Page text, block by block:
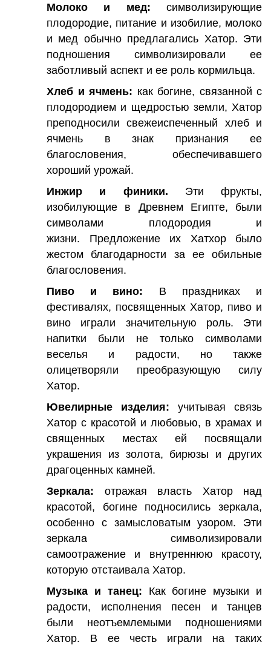
Молоко и мед: символизирующие
плодородие, питание и изобилие, молоко
и мед обычно предлагались Хатор. Эти
подношения символизировали ее
заботливый аспект и ее роль кормильца.
Хлеб и ячмень: как богине, связанной с
плодородием и щедростью земли, Хатор
преподносили свежеиспеченный хлеб и
ячмень в знак признания ее
благословения, обеспечивавшего
хороший урожай.
Инжир и финики. Эти фрукты,
изобилующие в Древнем Египте, были
символами плодородия и
жизни. Предложение их Хатхор было
жестом благодарности за ее обильные
благословения.
Пиво и вино: В праздниках и
фестивалях, посвященных Хатор, пиво и
вино играли значительную роль. Эти
напитки были не только символами
веселья и радости, но также
олицетворяли преобразующую силу
Хатор.
Ювелирные изделия: учитывая связь
Хатор с красотой и любовью, в храмах и
священных местах ей посвящали
украшения из золота, бирюзы и других
драгоценных камней.
Зеркала: отражая власть Хатор над
красотой, богине подносились зеркала,
особенно с замысловатым узором. Эти
зеркала символизировали
самоотражение и внутреннюю красоту,
которую отстаивала Хатор.
Музыка и танец: Как богине музыки и
радости, исполнения песен и танцев
были неотъемлемыми подношениями
Хатор. В ее честь играли на таких